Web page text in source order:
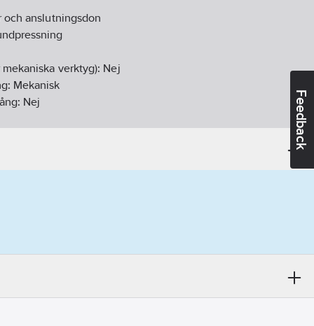
Feedback
och anslutningsdon
verktyg): Nej
Mekanisk
Nej